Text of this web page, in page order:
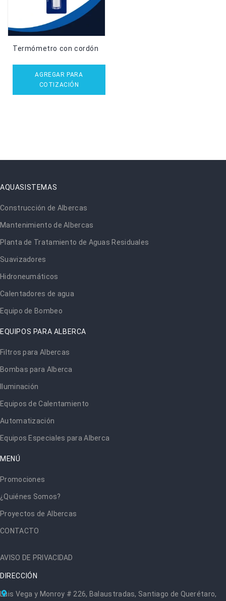
Termómetro con cordón
AGREGAR PARA
COTIZACIÓN
AQUASISTEMAS
Construcción de Albercas
Mantenimiento de Albercas
Planta de Tratamiento de Aguas Residuales
Suavizadores
Hidroneumáticos
Calentadores de agua
Equipo de Bombeo
EQUIPOS PARA ALBERCA
Filtros para Albercas
Bombas para Alberca
Iluminación
Equipos de Calentamiento
Automatización
Equipos Especiales para Alberca
MENÚ
Promociones
¿Quiénes Somos?
Proyectos de Albercas
CONTACTO
AVISO DE PRIVACIDAD
DIRECCIÓN
Luis Vega y Monroy # 226, Balaustradas, Santiago de Querétaro,